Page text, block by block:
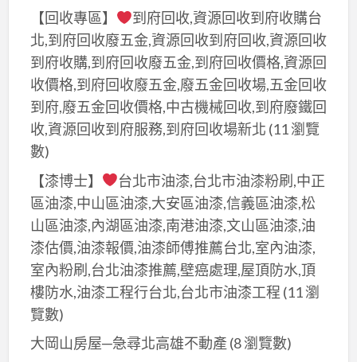
【回收專區】
到府回收,資源回收到府收購台
北,到府回收廢五金,資源回收到府回收,資源回收
到府收購,到府回收廢五金,到府回收價格,資源回
收價格,到府回收廢五金,廢五金回收場,五金回收
到府,廢五金回收價格,中古機械回收,到府廢鐵回
收,資源回收到府服務,到府回收場新北 (11 瀏覽
數)
【漆博士】
台北市油漆,台北市油漆粉刷,中正
區油漆,中山區油漆,大安區油漆,信義區油漆,松
山區油漆,內湖區油漆,南港油漆,文山區油漆,油
漆估價,油漆報價,油漆師傅推薦台北,室內油漆,
室內粉刷,台北油漆推薦,壁癌處理,屋頂防水,頂
樓防水,油漆工程行台北,台北市油漆工程 (11 瀏
覽數)
大岡山房屋─急尋北高雄不動產 (8 瀏覽數)